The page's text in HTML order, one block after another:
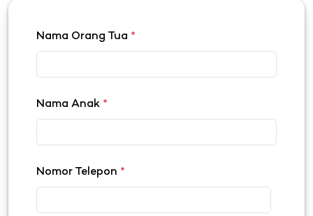
Nama Orang Tua *
Nama Anak *
Nomor Telepon *